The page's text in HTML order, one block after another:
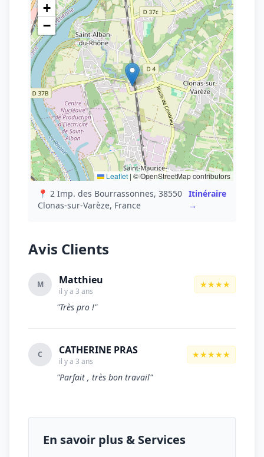
+
−
Leaflet | © OpenStreetMap contributors
📍 2 Imp. des Bourrassonnes, 38550
Clonas-sur-Varèze, France
Itinéraire
→
Avis Clients
M Matthieu
il y a 3 ans
★★★★
"Très pro !"
C CATHERINE PRAS
il y a 3 ans
★★★★★
"Parfait , très bon travail"
En savoir plus & Services